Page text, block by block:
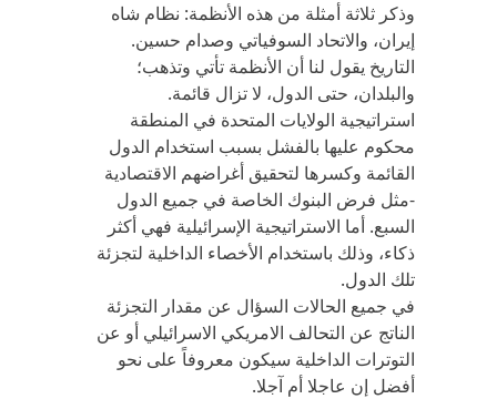
وذكر ثلاثة أمثلة من هذه الأنظمة: نظام شاه
إيران، والاتحاد السوفياتي وصدام حسين.
التاريخ يقول لنا أن الأنظمة تأتي وتذهب؛
والبلدان، حتى الدول، لا تزال قائمة.
استراتيجية الولايات المتحدة في المنطقة
محكوم عليها بالفشل بسبب استخدام الدول
القائمة وكسرها لتحقيق أغراضهم الاقتصادية
-مثل فرض البنوك الخاصة في جميع الدول
السبع. أما الاستراتيجية الإسرائيلية فهي أكثر
ذكاء، وذلك باستخدام الأخصاء الداخلية لتجزئة
تلك الدول.
في جميع الحالات السؤال عن مقدار التجزئة
الناتج عن التحالف الامريكي الاسرائيلي أو عن
التوترات الداخلية سيكون معروفاً على نحو
أفضل إن عاجلا أم آجلا.